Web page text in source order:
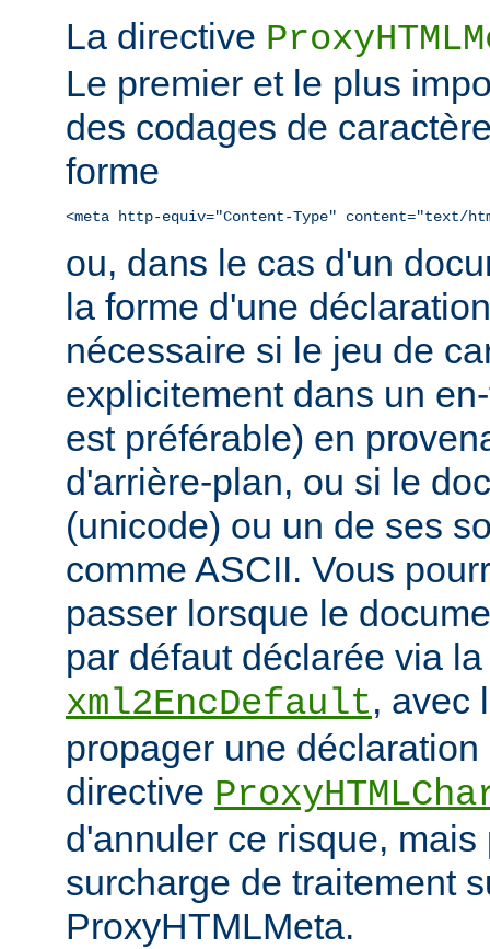
La directive
Le premier et le plus
des codages de
forme
<meta http-equiv="Content-Type" content="text/
ou, dans le cas d'un
la forme d'une
nécessaire si le jeu de
explicitement dans un
est préférable) en
d'arrière-plan, ou si le
(unicode) ou un de ses
comme ASCII. Vous
passer lorsque le
par défaut déclarée via
xml2EncDefault, avec
propager une
directive
d'annuler ce risque,
surcharge de traitement
ProxyHTMLMeta.